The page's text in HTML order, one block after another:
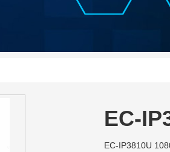
EC-
EC-IP3810U